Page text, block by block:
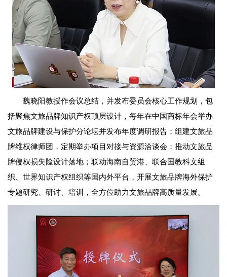
魏晓阳教授作会议总结，并发布委员会核心工作规划，包
括聚焦文旅品牌知识产权顶层设计，每年在中国商标年会举办
文旅品牌建设与保护分论坛并发布年度调研报告；组建文旅品
牌维权律师团，定期举办项目对接与资源洽谈会；推动文旅品
牌侵权损失险设计落地；联动海南自贸港、联合国教科文组
织、世界知识产权组织等国内外平台，开展文旅品牌海外保护
专题研究、研讨、培训，全方位助力文旅品牌高质量发展。